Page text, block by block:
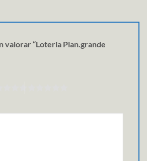
valorar “Loteria Plan.grande